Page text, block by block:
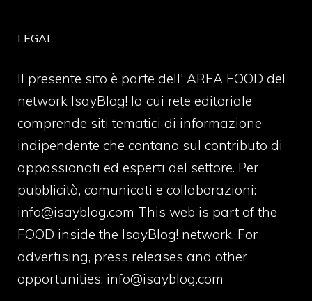
LEGAL
Il presente sito è parte dell' AREA FOOD del
network IsayBlog! la cui rete editoriale
comprende siti tematici di informazione
indipendente che contano sul contributo di
appassionati ed esperti del settore. Per
pubblicità, comunicati e collaborazioni:
info@isayblog.com This web is part of the
FOOD inside the IsayBlog! network. For
advertising, press releases and other
opportunities: info@isayblog.com